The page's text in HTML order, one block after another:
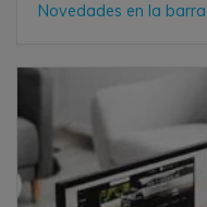
Novedades en la